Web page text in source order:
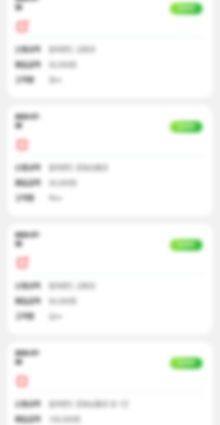
28
신청내역
매입금액
고객명
2023-07-
28
신청내역
매입금액
고객명
2023-07-
28
신청내역
매입금액
고객명
2023-07-
28
신청내역
매입금액